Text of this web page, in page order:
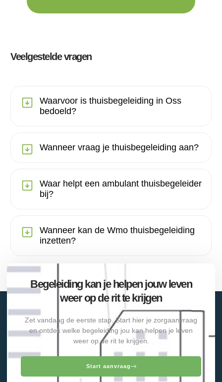
Veelgestelde vragen
Waarvoor is thuisbegeleiding in Oss
bedoeld?
Wanneer vraag je thuisbegeleiding aan?
Waar helpt een ambulant thuisbegeleider
bij?
Wanneer kan de Wmo thuisbegeleiding
inzetten?
Begeleiding kan je helpen jouw leven
weer op de rit te krijgen
Zet vandaag de eerste stap. Start hier je zorgaanvraag
en ontdek welke begeleiding jou kan helpen je leven
weer op de rit te krijgen.
Start aanvraag